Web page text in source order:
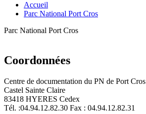
Accueil
Parc National Port Cros
Parc National Port Cros
Coordonnées
Centre de documentation du PN de Port Cros
Castel Sainte Claire
83418 HYERES Cedex
Tél. :04.94.12.82.30 Fax : 04.94.12.82.31